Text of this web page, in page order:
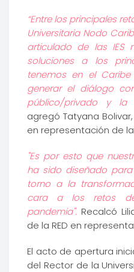
“Entre los principales
Universitaria Nodo
articulado de las IES
soluciones a los
tenemos en el
generar el diálogo
público/privado y la
agregó Tatyana
en representación de
"Es por esto que
ha sido diseñado
torno a la
cara a los retos
pandemia". Recalcó
de la RED en
El acto de apertura
del Rector de la